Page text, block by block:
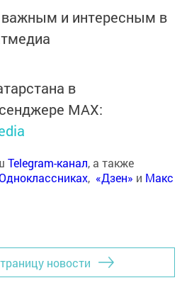
и интересным в
в
MАХ:
Telegram-канал, а также
, «Дзен» и Макс
новости